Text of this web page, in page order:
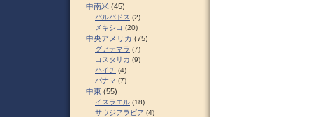
中南米 (45)
バルバドス (2)
メキシコ (20)
中央アメリカ (75)
グアテマラ (7)
コスタリカ (9)
ハイチ (4)
パナマ (7)
中東 (55)
イスラエル (18)
サウジアラビア (4)